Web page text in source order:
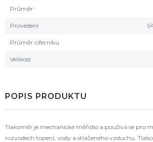
Průměr
Provedení
Průměr ciferníku
Velikost
POPIS PRODUKTU
Tlakoměr je mechanické měřidlo a používá se pro
rozvodech topení, vody a stlačeného vzduchu.